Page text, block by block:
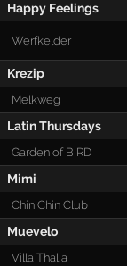
Happy Feelings
Werfkelder
Krezip
Melkweg
Latin Thursdays
Garden of BIRD
Mimi
Chin Chin Club
Muevelo
Villa Thalia